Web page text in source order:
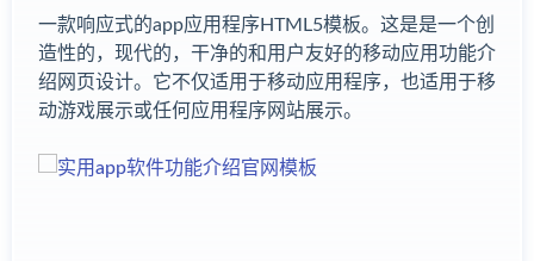
一款响应式的app应用程序HTML5模板。这是是一个创
造性的，现代的，干净的和用户友好的移动应用功能介
绍网页设计。它不仅适用于移动应用程序，也适用于移
动游戏展示或任何应用程序网站展示。